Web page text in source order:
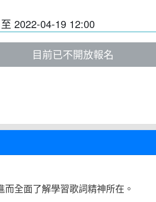
至 2022-04-19 12:00
目前已不開放報名
全面了解學習歌詞精神所在。